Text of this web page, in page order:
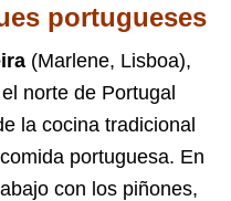
portugueses
(Marlene, Lisboa),
norte de Portugal
la cocina tradicional
portuguesa. En
con los piñones,